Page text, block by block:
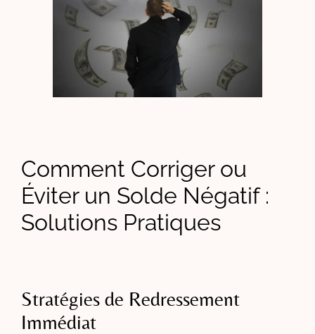
Comment Corriger ou
Éviter un Solde Négatif :
Solutions Pratiques
Stratégies de Redressement
Immédiat